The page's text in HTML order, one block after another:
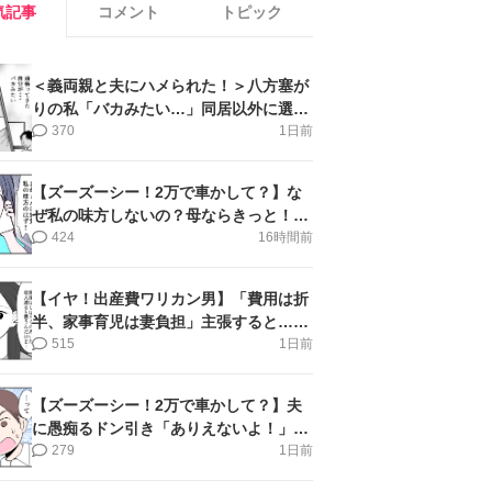
記事 コメント トピック
＜義両親と夫にハメられた！＞八方塞が
りの私「バカみたい…」同居以外に選択
肢がない【第5話まんが】
1日前
370
【ズーズーシー！2万で車かして？】な
ぜ私の味方しないの？母ならきっと！＜
第17話＞#4コマ母道場
16時間前
424
【イヤ！出産費ワリカン男】「費用は折
半、家事育児は妻負担」主張すると…＜
第11話＞#4コマ母道場
1日前
515
【ズーズーシー！2万で車かして？】夫
に愚痴るドン引き「ありえないよ！」＜
第16話＞#4コマ母道場
1日前
279